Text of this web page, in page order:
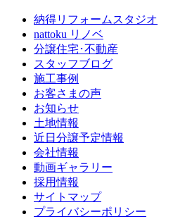
納得リフォームスタジオ
nattoku リノベ
分譲住宅･不動産
スタッフブログ
施工事例
お客さまの声
お知らせ
土地情報
近日分譲予定情報
会社情報
動画ギャラリー
採用情報
サイトマップ
プライバシーポリシー